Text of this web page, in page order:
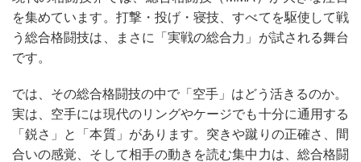
を集めています。打撃・投げ・寝技、すべてを駆使して戦
う総合格闘技は、まさに「実戦の総合力」が試される舞台
です。
では、その総合格闘技の中で「空手」はどう活きるのか。
実は、空手には現代のリングやケージでも十分に通用する
「鋭さ」と「本質」があります。突きや蹴りの正確さ、間
合いの感覚、そして相手の動きを読む集中力は、総合格闘